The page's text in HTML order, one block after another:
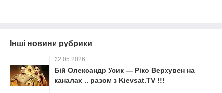
Інші новини рубрики
22.05.2026
Бій Олександр Усик — Ріко Верхувен на
каналах .. разом з Kievsat.TV !!!